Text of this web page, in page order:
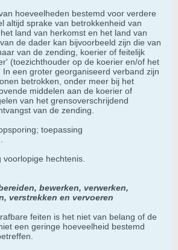
hoeveelheden bestemd voor verdere
altijd sprake van betrokkenheid van
land van herkomst en het land van
de dader kan bijvoorbeeld zijn die van
van de zending, koerier of feitelijk
(toezichthouder op de koerier en/of het
een groter georganiseerd verband zijn
betrokken, onder meer bij het
middelen aan de koerier of
van het grensoverschrijdend
van de zending.
toepassing
hechtenis.
bewerken, verwerken,
verstrekken en vervoeren
feiten is het niet van belang of de
een geringe hoeveelheid bestemd